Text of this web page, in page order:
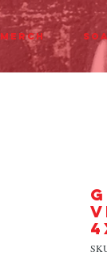
Merch